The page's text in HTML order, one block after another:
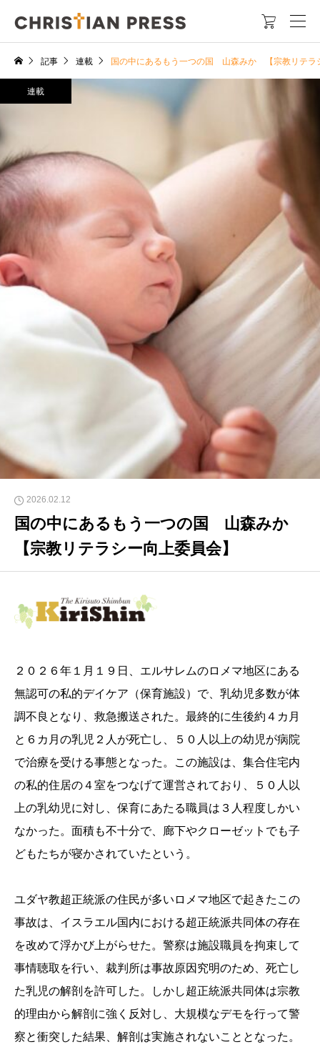

記事 連載 国の中にあるもう一つの国 山森みか 【宗教リテラ
連載
2026.02.12
国の中にあるもう一つの国 山森みか
【宗教リテラシー向上委員会】
２０２６年１月１９日、エルサレムのロメマ地区にある
無認可の私的デイケア（保育施設）で、乳幼児多数が体
調不良となり、救急搬送された。最終的に生後約４カ月
と６カ月の乳児２人が死亡し、５０人以上の幼児が病院
で治療を受ける事態となった。この施設は、集合住宅内
の私的住居の４室をつなげて運営されており、５０人以
上の乳幼児に対し、保育にあたる職員は３人程度しかい
なかった。面積も不十分で、廊下やクローゼットでも子
どもたちが寝かされていたという。
ユダヤ教超正統派の住民が多いロメマ地区で起きたこの
事故は、イスラエル国内における超正統派共同体の存在
を改めて浮かび上がらせた。警察は施設職員を拘束して
事情聴取を行い、裁判所は事故原因究明のため、死亡し
た乳児の解剖を許可した。しかし超正統派共同体は宗教
的理由から解剖に強く反対し、大規模なデモを行って警
察と衝突した結果、解剖は実施されないこととなった。